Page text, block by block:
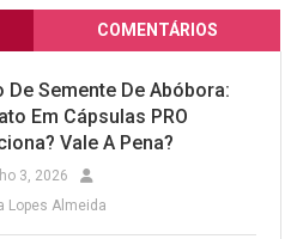
COMENTÁRIOS
De Semente De Abóbora:
Em Cápsulas PRO
Vale A Pena?
3, 2026
Lopes Almeida